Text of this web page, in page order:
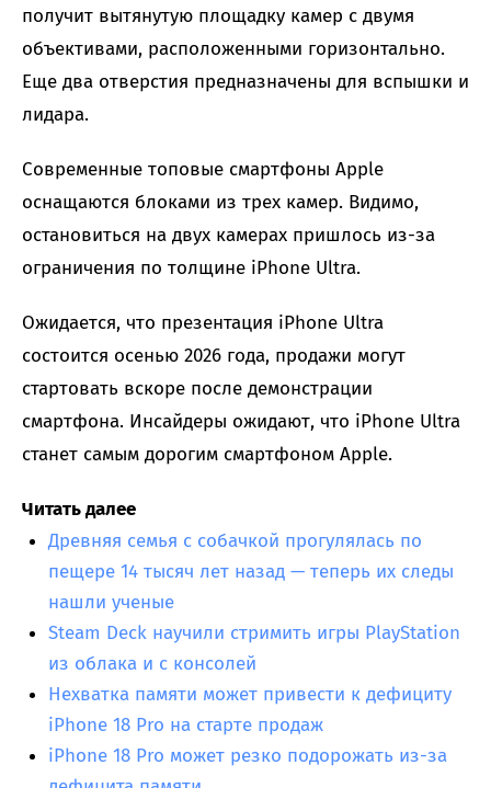
получит вытянутую площадку камер с двумя
объективами, расположенными горизонтально.
Еще два отверстия предназначены для вспышки и
лидара.
Современные топовые смартфоны Apple
оснащаются блоками из трех камер. Видимо,
остановиться на двух камерах пришлось из-за
ограничения по толщине iPhone Ultra.
Ожидается, что презентация iPhone Ultra
состоится осенью 2026 года, продажи могут
стартовать вскоре после демонстрации
смартфона. Инсайдеры ожидают, что iPhone Ultra
станет самым дорогим смартфоном Apple.
Читать далее
Древняя семья с собачкой прогулялась по
пещере 14 тысяч лет назад — теперь их следы
нашли ученые
Steam Deck научили стримить игры PlayStation
из облака и с консолей
Нехватка памяти может привести к дефициту
iPhone 18 Pro на старте продаж
iPhone 18 Pro может резко подорожать из-за